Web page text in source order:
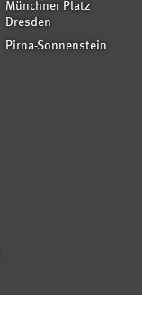
Münchner Platz
Dresden
Pirna-Sonnenstein